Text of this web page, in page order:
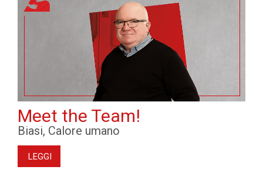
Meet the Team!
Biasi, Calore umano
LEGGI